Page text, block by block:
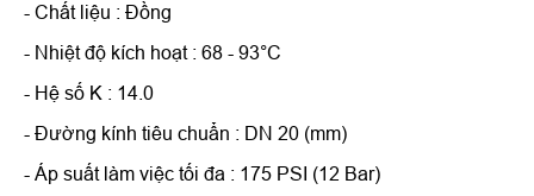
- Chất liệu : Đồng
- Nhiệt độ kích hoạt : 68 - 93°C
- Hệ số K : 14.0
- Đường kính tiêu chuẩn : DN 20 (mm)
- Áp suất làm việc tối đa : 175 PSI (12 Bar)